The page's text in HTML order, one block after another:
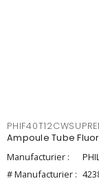
Ampoule Tube
Manufacturier :
# Manufacturier :